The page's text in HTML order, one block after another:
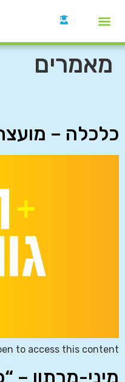
מאמרים
כלכלה –
to access this content
מיני-מרתון –